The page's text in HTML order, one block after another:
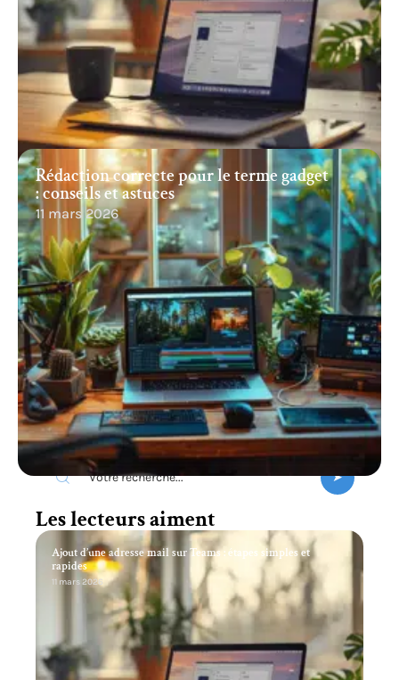
Rédaction correcte pour le terme gadget
: conseils et astuces
11 mars 2026
Recherche
Les lecteurs aiment
Ajout d’une adresse mail sur Teams : étapes simples et
rapides
11 mars 2026